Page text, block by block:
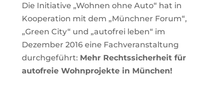
Die Initiative „Wohnen ohne Auto“ hat in
Kooperation mit dem „Münchner Forum“,
„Green City“ und „autofrei leben“ im
Dezember 2016 eine Fachveranstaltung
durchgeführt: Mehr Rechtssicherheit für
autofreie Wohnprojekte in München!